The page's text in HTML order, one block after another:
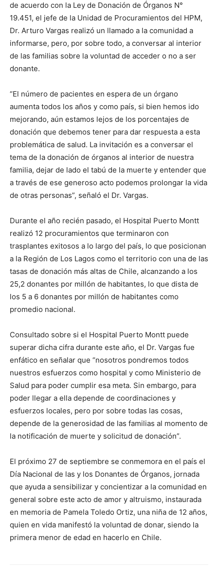
de acuerdo con la Ley de Donación de Órganos N°
19.451, el jefe de la Unidad de Procuramientos del HPM,
Dr. Arturo Vargas realizó un llamado a la comunidad a
informarse, pero, por sobre todo, a conversar al interior
de las familias sobre la voluntad de acceder o no a ser
donante.
“El número de pacientes en espera de un órgano
aumenta todos los años y como país, si bien hemos ido
mejorando, aún estamos lejos de los porcentajes de
donación que debemos tener para dar respuesta a esta
problemática de salud. La invitación es a conversar el
tema de la donación de órganos al interior de nuestra
familia, dejar de lado el tabú de la muerte y entender que
a través de ese generoso acto podemos prolongar la vida
de otras personas”, señaló el Dr. Vargas.
Durante el año recién pasado, el Hospital Puerto Montt
realizó 12 procuramientos que terminaron con
trasplantes exitosos a lo largo del país, lo que posicionan
a la Región de Los Lagos como el territorio con una de las
tasas de donación más altas de Chile, alcanzando a los
25,2 donantes por millón de habitantes, lo que dista de
los 5 a 6 donantes por millón de habitantes como
promedio nacional.
Consultado sobre si el Hospital Puerto Montt puede
superar dicha cifra durante este año, el Dr. Vargas fue
enfático en señalar que “nosotros pondremos todos
nuestros esfuerzos como hospital y como Ministerio de
Salud para poder cumplir esa meta. Sin embargo, para
poder llegar a ella depende de coordinaciones y
esfuerzos locales, pero por sobre todas las cosas,
depende de la generosidad de las familias al momento de
la notificación de muerte y solicitud de donación”.
El próximo 27 de septiembre se conmemora en el país el
Día Nacional de las y los Donantes de Órganos, jornada
que ayuda a sensibilizar y concientizar a la comunidad en
general sobre este acto de amor y altruismo, instaurada
en memoria de Pamela Toledo Ortiz, una niña de 12 años,
quien en vida manifestó la voluntad de donar, siendo la
primera menor de edad en hacerlo en Chile.